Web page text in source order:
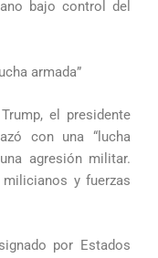
bajo control del
armada”
el presidente
con una “lucha
agresión militar.
y fuerzas
por Estados